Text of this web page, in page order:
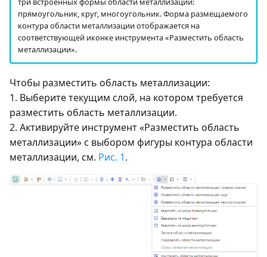
прямоугольник, круг, многоугольник. Форма размещаемого
контура области металлизации отображается на
соответствующей иконке инструмента «Разместить область
металлизации».
Чтобы разместить область металлизации:
1. Выберите текущим слой, на котором требуется
разместить область металлизации.
2. Активируйте инструмент «Разместить область
металлизации» с выбором фигуры контура области
металлизации, см. Рис. 1.